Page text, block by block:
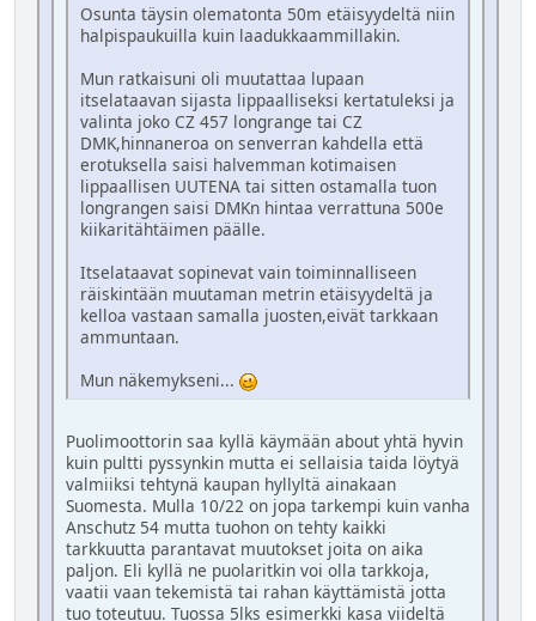
Osunta täysin olematonta 50m etäisyydeltä niin
halpispaukuilla kuin laadukkaammillakin.
Mun ratkaisuni oli muutattaa lupaan
itselataavan sijasta lippaalliseksi kertatuleksi ja
valinta joko CZ 457 longrange tai CZ
DMK,hinnaneroa on senverran kahdella että
erotuksella saisi halvemman kotimaisen
lippaallisen UUTENA tai sitten ostamalla tuon
longrangen saisi DMKn hintaa verrattuna 500e
kiikaritähtäimen päälle.
Itselataavat sopinevat vain toiminnalliseen
räiskintään muutaman metrin etäisyydeltä ja
kelloa vastaan samalla juosten,eivät tarkkaan
ammuntaan.
Mun näkemykseni...
Puolimoottorin saa kyllä käymään about yhtä hyvin
kuin pultti pyssynkin mutta ei sellaisia taida löytyä
valmiiksi tehtynä kaupan hyllyltä ainakaan
Suomesta. Mulla 10/22 on jopa tarkempi kuin vanha
Anschutz 54 mutta tuohon on tehty kaikki
tarkkuutta parantavat muutokset joita on aika
paljon. Eli kyllä ne puolaritkin voi olla tarkkoja,
vaatii vaan tekemistä tai rahan käyttämistä jotta
tuo toteutuu. Tuossa 5lks esimerkki kasa viideltä